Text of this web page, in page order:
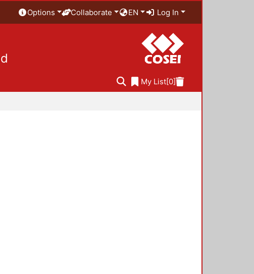
Options Collaborate EN Log In
My List[0]